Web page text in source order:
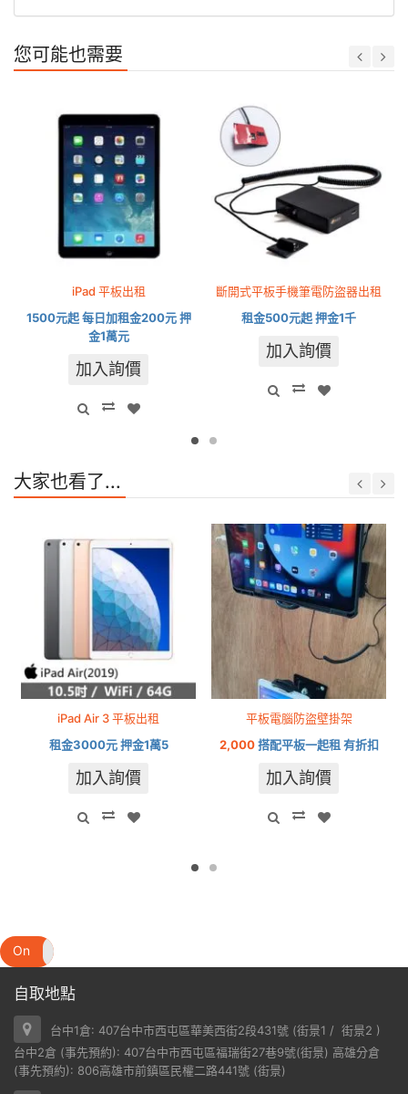
您可能也需要
iPad 平板出租
1500元起 每日加租金200元 押
金1萬元
加入詢價
斷開式平板手機筆電防盜器出租
租金500元起 押金1千
加入詢價
大家也看了...
iPad Air 3 平板出租
租金3000元 押金1萬5
加入詢價
平板電腦防盜壁掛架
2,000搭配平板一起租 有折扣
加入詢價
On
自取地點
台中1倉: 407台中市西屯區華美西街2段431號 (街景1 / 街景2 )
台中2倉 (事先預約): 407台中市西屯區福瑞街27巷9號(街景) 高雄分倉
(事先預約): 806高雄市前鎮區民權二路441號 (街景)